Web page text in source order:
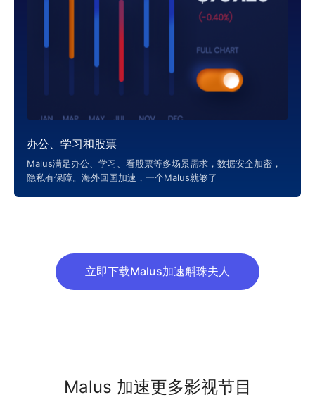
办公、学习和股票
Malus满足办公、学习、看股票等多场景需求，数据安全加密，
隐私有保障。海外回国加速，一个Malus就够了
立即下载Malus加速斛珠夫人
Malus 加速更多影视节目